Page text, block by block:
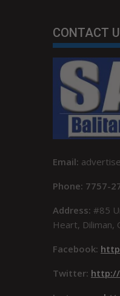
CONTACT
Email:
Phone: 7757-
Address: #85
Heart, Diliman,
Facebook:
Twitter: